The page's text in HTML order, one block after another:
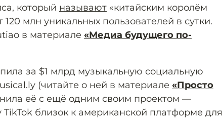
который называют «китайским королём
млн уникальных пользователей в сутки.
в материале «Медиа будущего по-
за $1 млрд музыкальную социальную
(читайте о ней в материале «Просто
её с ещё одним своим проектом —
близок к американской платформе для